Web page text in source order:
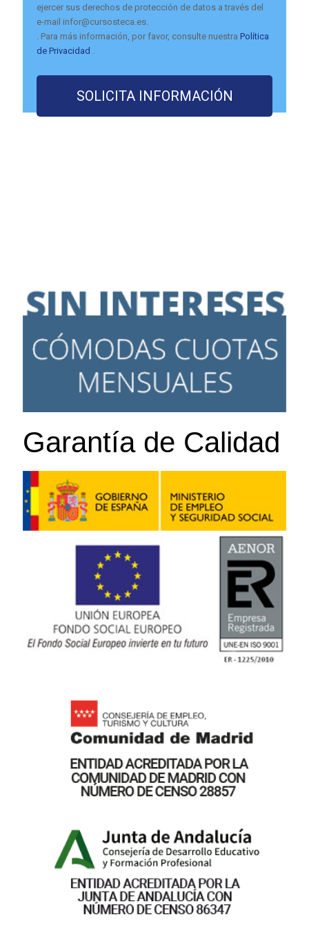
ejercer sus derechos de protección de datos a través del
e-mail infor@cursosteca.es.
. Para más información, por favor, consulte nuestra Política
de Privacidad
Garantía de Calidad